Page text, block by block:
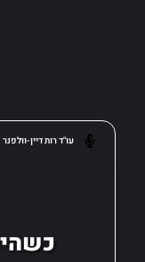
עו"ד רות דיין-וולפנר